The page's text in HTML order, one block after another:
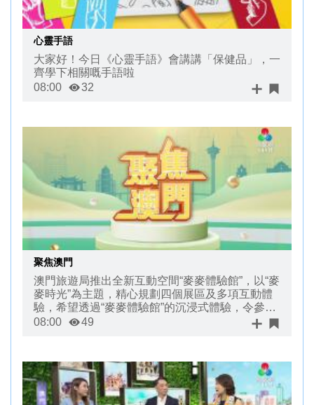
心靈手語
大家好！今日《心靈手語》會講講「保健品」，一
齊學下相關嘅手語啦
08:00
32
聚焦澳門
澳門旅遊局推出全新互動空間“麥麥體驗館”，以“麥
麥時光”為主題，精心規劃四個展區及多項互動體
驗，希望透過“麥麥體驗館”的沉浸式體驗，令參觀
者深入社區遊玩，帶動旅遊經濟，今集《聚焦澳
08:00 49